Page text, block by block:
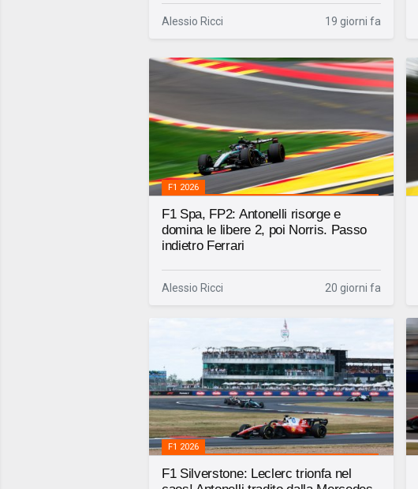
Alessio Ricci 19 giorni fa
F1 2026
F1 Spa, FP2: Antonelli risorge e
domina le libere 2, poi Norris. Passo
indietro Ferrari
Alessio Ricci 20 giorni fa
F1 2026
F1 Silverstone: Leclerc trionfa nel